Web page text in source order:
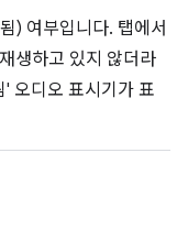
) 여부입니다. 탭에서
생하고 있지 않더라
오디오 표시기가 표